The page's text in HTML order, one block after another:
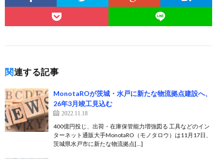
関連する記事
MonotaROが茨城・水戸に新たな物流拠点建設へ、
26年3月竣工見込む
2022.11.18
400億円投じ、出荷・在庫保管能力増強図る 工具などのイン
ターネット通販大手MonotaRO（モノタロウ）は11月17日、
茨城県水戸市に新たな物流拠点[…]